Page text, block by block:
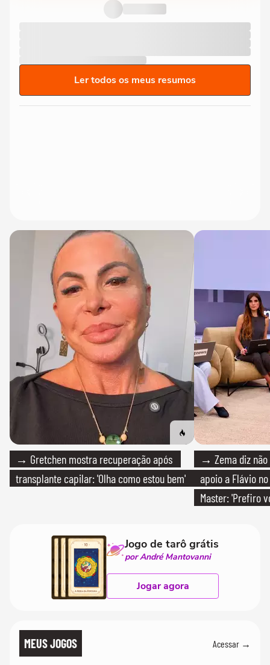
Ler todos os meus resumos
→ Gretchen mostra recuperação após
transplante capilar: 'Olha como estou bem'
→ Zema diz
apoio a Flávio
Master: 'Prefiro
Jogo de tarô grátis
por André Mantovanni
Jogar agora
MEUS JOGOS Acessar →